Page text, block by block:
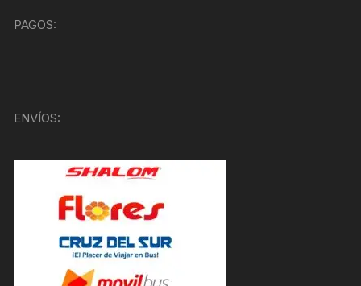
PAGOS:
ENVÍOS: